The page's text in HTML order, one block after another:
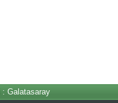
: Galatasaray